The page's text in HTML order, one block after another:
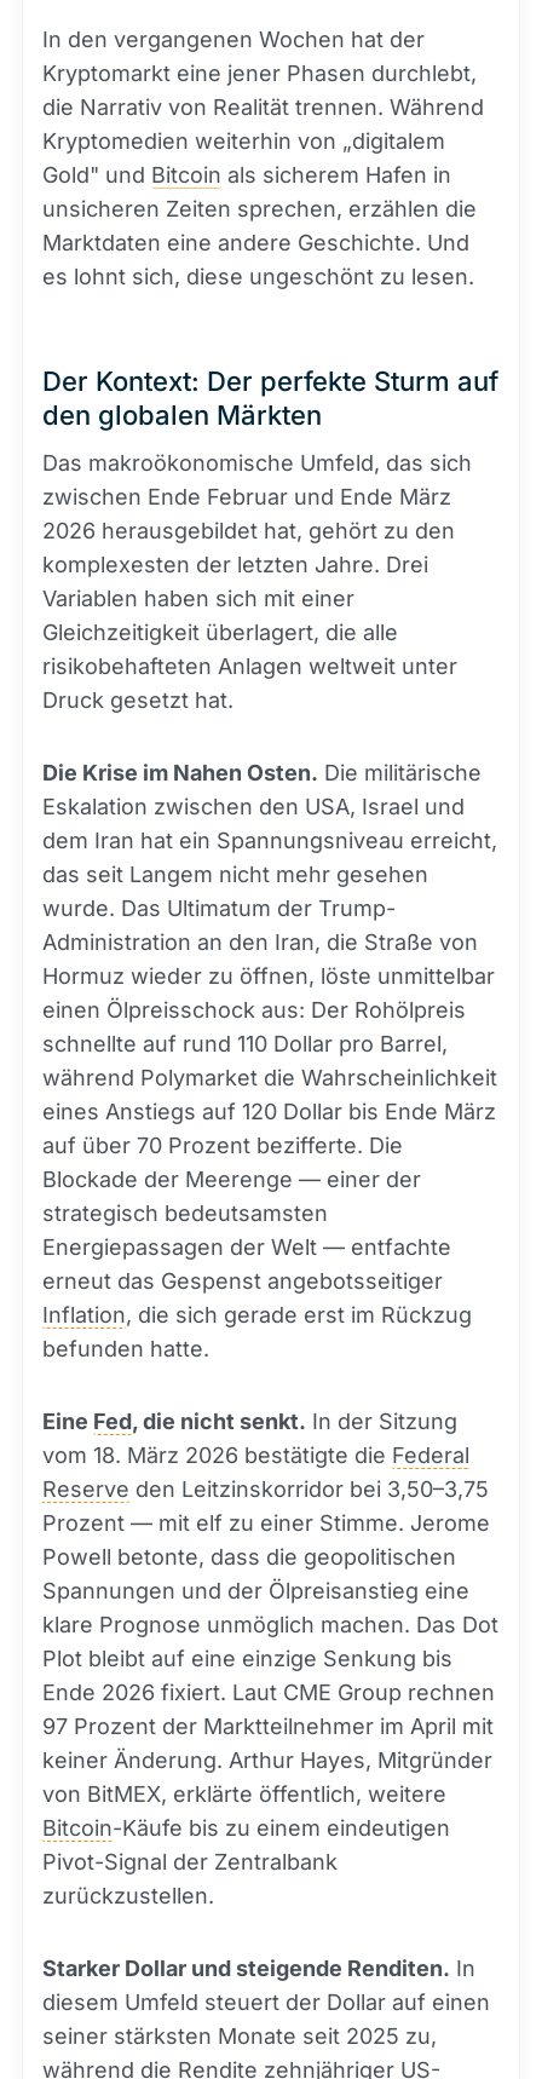
In den vergangenen Wochen hat der
Kryptomarkt eine jener Phasen durchlebt,
die Narrativ von Realität trennen. Während
Kryptomedien weiterhin von „digitalem
Gold" und Bitcoin als sicherem Hafen in
unsicheren Zeiten sprechen, erzählen die
Marktdaten eine andere Geschichte. Und
es lohnt sich, diese ungeschönt zu lesen.
Der Kontext: Der perfekte Sturm auf
den globalen Märkten
Das makroökonomische Umfeld, das sich
zwischen Ende Februar und Ende März
2026 herausgebildet hat, gehört zu den
komplexesten der letzten Jahre. Drei
Variablen haben sich mit einer
Gleichzeitigkeit überlagert, die alle
risikobehafteten Anlagen weltweit unter
Druck gesetzt hat.
Die Krise im Nahen Osten. Die militärische
Eskalation zwischen den USA, Israel und
dem Iran hat ein Spannungsniveau erreicht,
das seit Langem nicht mehr gesehen
wurde. Das Ultimatum der Trump-
Administration an den Iran, die Straße von
Hormuz wieder zu öffnen, löste unmittelbar
einen Ölpreisschock aus: Der Rohölpreis
schnellte auf rund 110 Dollar pro Barrel,
während Polymarket die Wahrscheinlichkeit
eines Anstiegs auf 120 Dollar bis Ende März
auf über 70 Prozent bezifferte. Die
Blockade der Meerenge — einer der
strategisch bedeutsamsten
Energiepassagen der Welt — entfachte
erneut das Gespenst angebotsseitiger
Inflation, die sich gerade erst im Rückzug
befunden hatte.
Eine Fed, die nicht senkt. In der Sitzung
vom 18. März 2026 bestätigte die Federal
Reserve den Leitzinskorridor bei 3,50–3,75
Prozent — mit elf zu einer Stimme. Jerome
Powell betonte, dass die geopolitischen
Spannungen und der Ölpreisanstieg eine
klare Prognose unmöglich machen. Das Dot
Plot bleibt auf eine einzige Senkung bis
Ende 2026 fixiert. Laut CME Group rechnen
97 Prozent der Marktteilnehmer im April mit
keiner Änderung. Arthur Hayes, Mitgründer
von BitMEX, erklärte öffentlich, weitere
Bitcoin-Käufe bis zu einem eindeutigen
Pivot-Signal der Zentralbank
zurückzustellen.
Starker Dollar und steigende Renditen. In
diesem Umfeld steuert der Dollar auf einen
seiner stärksten Monate seit 2025 zu,
während die Rendite zehnjähriger US-